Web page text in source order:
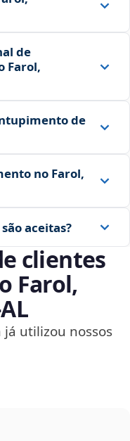
de
Farol,
de
no Farol,
aceitas?
clientes
Farol,
utilizou nossos